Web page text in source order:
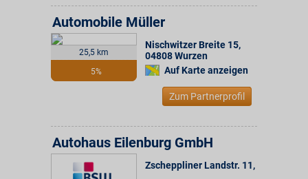
25,5 km
5%
Automobile Müller
Nischwitzer Breite 15,
04808Wurzen
Auf Karte anzeigen
Zum Partnerprofil
Autohaus Eilenburg GmbH
Zscheppliner Landstr. 11,